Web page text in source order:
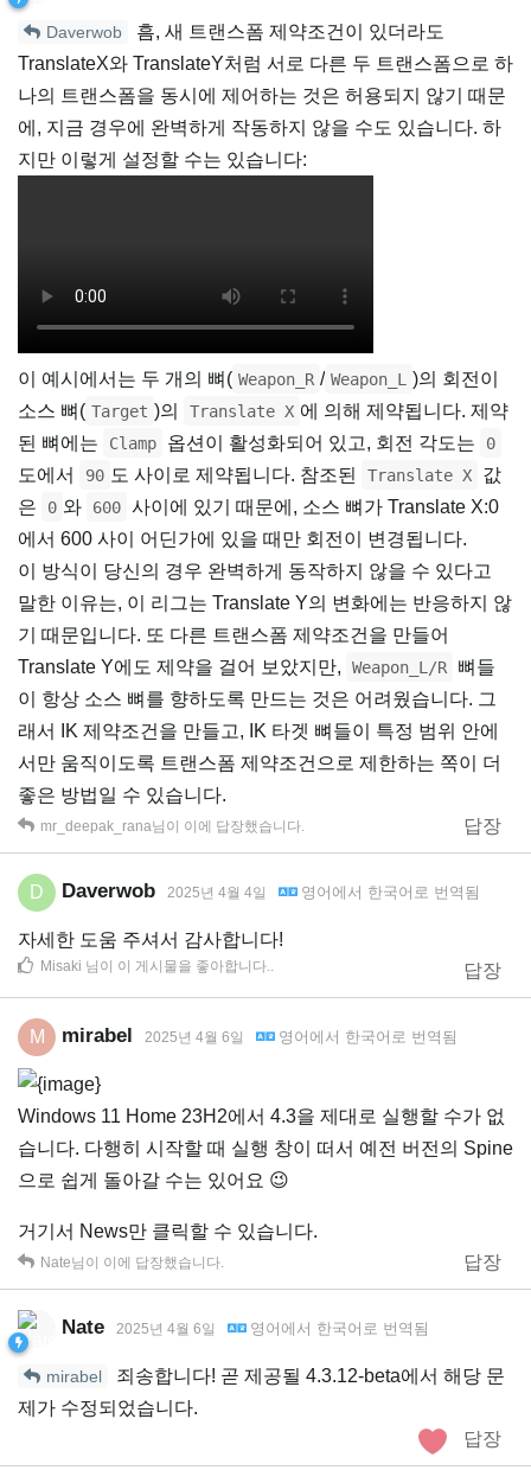
Daverwob
흠, 새 트랜스폼 제약조건이 있더라도
TranslateX와 TranslateY처럼 서로 다른 두 트랜스폼으로 하
나의 트랜스폼을 동시에 제어하는 것은 허용되지 않기 때문
에, 지금 경우에 완벽하게 작동하지 않을 수도 있습니다. 하
지만 이렇게 설정할 수는 있습니다:
이 예시에서는 두 개의 뼈( Weapon_R / Weapon_L
)의 회전이
소스 뼈( Target )의 Translate X 에 의해 제약됩니다. 제약
된 뼈에는
Clamp 옵션이 활성화되어 있고, 회전 각도는 0
도에서 90 도 사이로 제약됩니다. 참조된 Translate X
값
은
0 와 600 사이에 있기 때문에, 소스 뼈가 Translate X:0
에서 600 사이 어딘가에 있을 때만 회전이 변경됩니다.
이 방식이 당신의 경우 완벽하게 동작하지 않을 수 있다고
말한 이유는, 이 리그는 Translate Y의 변화에는 반응하지 않
기 때문입니다. 또 다른 트랜스폼 제약조건을 만들어
Translate Y에도 제약을 걸어 보았지만,
Weapon_L/R
뼈들
이 항상 소스 뼈를 향하도록 만드는 것은 어려웠습니다. 그
래서 IK 제약조건을 만들고, IK 타겟 뼈들이 특정 범위 안에
서만 움직이도록 트랜스폼 제약조건으로 제한하는 쪽이 더
좋은 방법일 수 있습니다.
답장
mr_deepak_rana님이 이에 답장했습니다.
D Daverwob 2025년 4월 4일 영어 에서 한국어 로 번역됨
자세한 도움 주셔서 감사합니다!
답장
Misaki 님이 이 게시물을 좋아합니다.
M mirabel 2025년 4월 6일 영어 에서 한국어 로 번역됨
Windows 11 Home 23H2에서 4.3을 제대로 실행할 수가 없
습니다. 다행히 시작할 때 실행 창이 떠서 예전 버전의 Spine
으로 쉽게 돌아갈 수는 있어요 😉
거기서 News만 클릭할 수 있습니다.
답장
Nate님이 이에 답장했습니다.
Nate 2025년 4월 6일 영어 에서 한국어 로 번역됨
mirabel
죄송합니다! 곧 제공될 4.3.12-beta에서 해당 문
제가 수정되었습니다.
답장